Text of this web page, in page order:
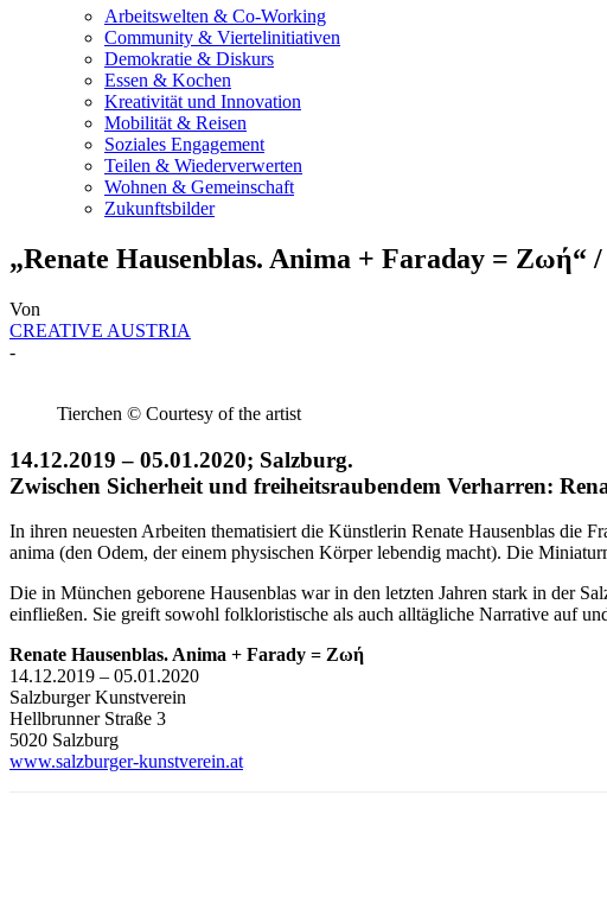
Arbeitswelten & Co-Working
Community & Viertelinitiativen
Demokratie & Diskurs
Essen & Kochen
Kreativität und Innovation
Mobilität & Reisen
Soziales Engagement
Teilen & Wiederverwerten
Wohnen & Gemeinschaft
Zukunftsbilder
„Renate Hausenblas. Anima + Faraday = Ζωή“
Von
CREATIVE AUSTRIA
-
Tierchen © Courtesy of the artist
14.12.2019 – 05.01.2020; Salzburg.
Zwischen Sicherheit und freiheitsraubendem Verharren:
In ihren neuesten Arbeiten thematisiert die Künstlerin Renate Hausenblas die
anima (den Odem, der einem physischen Körper lebendig macht). Die
Die in München geborene Hausenblas war in den letzten Jahren stark in der
einfließen. Sie greift sowohl folkloristische als auch alltägliche Narrative auf
Renate Hausenblas. Anima + Farady = Ζωή
14.12.2019 – 05.01.2020
Salzburger Kunstverein
Hellbrunner Straße 3
5020 Salzburg
www.salzburger-kunstverein.at